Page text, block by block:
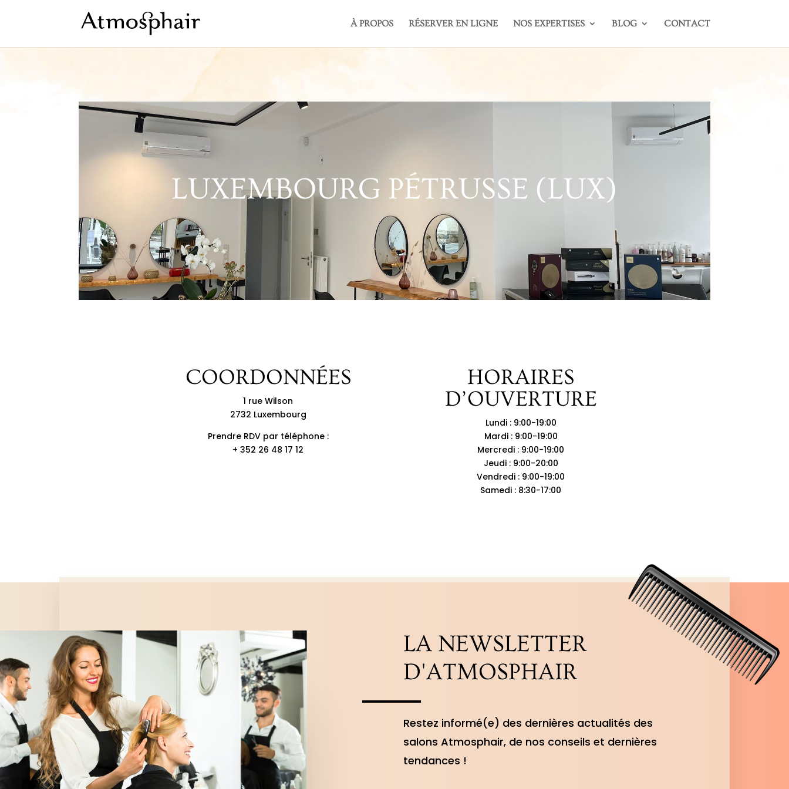
À PROPOS RÉSERVER EN LIGNE NOS EXPERTISES BLOG CONTACT
LUXEMBOURG PÉTRUSSE (LUX)
COORDONNÉES
1 rue Wilson
2732 Luxembourg
Prendre RDV par téléphone :
+ 352 26 48 17 12
HORAIRES
D’OUVERTURE
Lundi : 9:00-19:00
Mardi : 9:00-19:00
Mercredi : 9:00-19:00
Jeudi : 9:00-20:00
Vendredi : 9:00-19:00
Samedi : 8:30-17:00
LA NEWSLETTER
D'ATMOSPHAIR
Restez informé(e) des dernières actualités des
salons Atmosphair, de nos conseils et dernières
tendances !